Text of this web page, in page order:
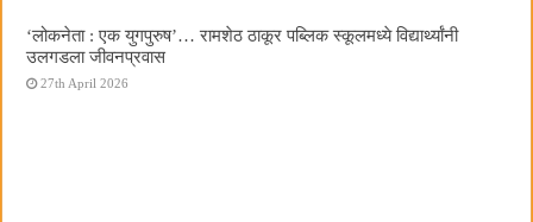
‌‘लोकनेता : एक युगपुरुष‌’… रामशेठ ठाकूर पब्लिक स्कूलमध्ये विद्यार्थ्यांनी
उलगडला जीवनप्रवास
27th April 2026